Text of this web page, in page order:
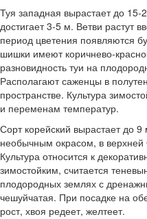
Туя западная вырастает до
достигает 3-5 м. Ветви растут
период цветения появляются
шишки имеют коричнево-
разновидность туи на
Располагают саженцы в
пространстве. Культура
и переменам температур.
Сорт корейский вырастает до
необычным окрасом, в верхней
Культура относится к
зимостойким, считается
плодородных землях с
чешуйчатая. При посадке на
рост, хвоя редеет, желтеет.